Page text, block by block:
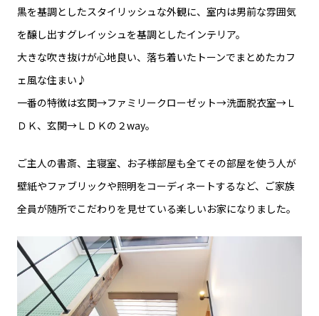
黒を基調としたスタイリッシュな外観に、室内は男前な雰囲気
を醸し出すグレイッシュを基調としたインテリア。
大きな吹き抜けが心地良い、落ち着いたトーンでまとめたカフ
ェ風な住まい♪
一番の特徴は玄関→ファミリークローゼット→洗面脱衣室→Ｌ
ＤＫ、玄関→ＬＤＫの２way。
ご主人の書斎、主寝室、お子様部屋も全てその部屋を使う人が
壁紙やファブリックや照明をコーディネートするなど、ご家族
全員が随所でこだわりを見せている楽しいお家になりました。